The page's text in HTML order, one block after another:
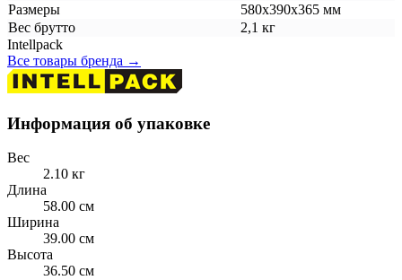
Размеры
580х390х365 мм
Вес брутто
2,1 кг
Intellpack
Все товары бренда →
Информация об упаковке
Вес
2.10 кг
Длина
58.00 см
Ширина
39.00 см
Высота
36.50 см